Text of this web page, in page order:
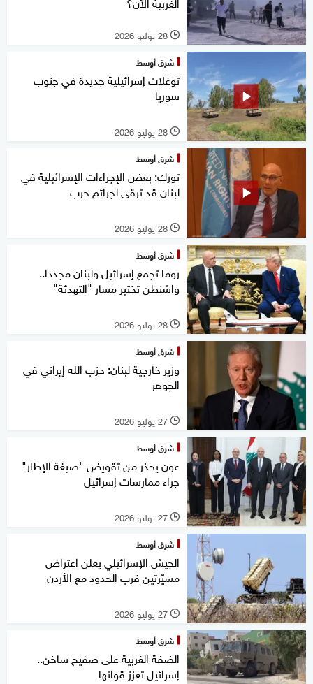
l 28 يوليو 2026
شرق أوسط
توغلات إسرائيلية جديدة في جنوب
سوريا
l 28 يوليو 2026
شرق أوسط
تورك: بعض الإجراءات الإسرائيلية في
لبنان قد ترقى لجرائم حرب
l 28 يوليو 2026
شرق أوسط
روما تجمع إسرائيل ولبنان مجددا..
واشنطن تختبر مسار "التهدئة"
l 28 يوليو 2026
شرق أوسط
وزير خارجية لبنان: حزب الله إيراني في
الجوهر
l 27 يوليو 2026
شرق أوسط
عون يحذر من تقويض "صيغة الإطار"
جراء ممارسات إسرائيل
l 27 يوليو 2026
شرق أوسط
الجيش الإسرائيلي يعلن اعتراض
مسيّرتين قرب الحدود مع الأردن
l 27 يوليو 2026
شرق أوسط
الضفة الغربية على صفيح ساخن..
إسرائيل تعزز قواتها